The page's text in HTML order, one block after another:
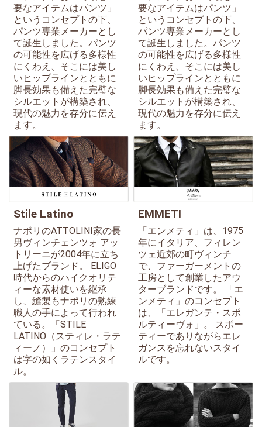
要なアイテムはパンツ」
というコンセプトの下、
パンツ専業メーカーとし
て誕生しました。パンツ
の可能性を広げる多様性
にくわえ、そこには美し
いヒップラインとともに
脚長効果も備えた完璧な
シルエットが構築され、
現代の魅力を存分に伝え
ます。
要なアイテムはパンツ」
というコンセプトの下、
パンツ専業メーカーとし
て誕生しました。パンツ
の可能性を広げる多様性
にくわえ、そこには美し
いヒップラインとともに
脚長効果も備えた完璧な
シルエットが構築され、
現代の魅力を存分に伝え
ます。
Stile Latino
ナポリのATTOLINI家の長
男ヴィンチェンツォ アッ
トリーニが2004年に立ち
上げたブランド。 ELIGO
時代からのハイクオリテ
ィーな素材使いを継承
し、縫製もナポリの熟練
職人の手によって行われ
ている。「STILE
LATINO（スティレ・ラテ
ィーノ）」のコンセプト
は字の如くラテンスタイ
ル。
EMMETI
「エンメティ」は、1975
年にイタリア、フィレン
ツェ近郊の町ヴィンチ
で、ファーガーメントの
工房として創業したアウ
ターブランドです。 「エ
ンメティ」のコンセプト
は、「エレガンテ・スポ
ルティーヴォ」。 スポー
ティーでありながらエレ
ガンスを忘れないスタイ
ルです。